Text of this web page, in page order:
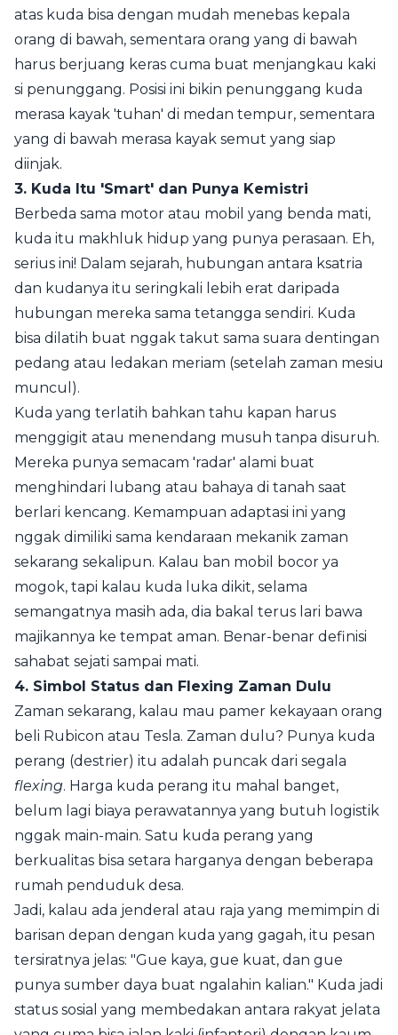
atas kuda bisa dengan mudah menebas kepala
orang di bawah, sementara orang yang di bawah
harus berjuang keras cuma buat menjangkau kaki
si penunggang. Posisi ini bikin penunggang kuda
merasa kayak 'tuhan' di medan tempur, sementara
yang di bawah merasa kayak semut yang siap
diinjak.
3. Kuda Itu 'Smart' dan Punya Kemistri
Berbeda sama motor atau mobil yang benda mati,
kuda itu makhluk hidup yang punya perasaan. Eh,
serius ini! Dalam sejarah, hubungan antara ksatria
dan kudanya itu seringkali lebih erat daripada
hubungan mereka sama tetangga sendiri. Kuda
bisa dilatih buat nggak takut sama suara dentingan
pedang atau ledakan meriam (setelah zaman mesiu
muncul).
Kuda yang terlatih bahkan tahu kapan harus
menggigit atau menendang musuh tanpa disuruh.
Mereka punya semacam 'radar' alami buat
menghindari lubang atau bahaya di tanah saat
berlari kencang. Kemampuan adaptasi ini yang
nggak dimiliki sama kendaraan mekanik zaman
sekarang sekalipun. Kalau ban mobil bocor ya
mogok, tapi kalau kuda luka dikit, selama
semangatnya masih ada, dia bakal terus lari bawa
majikannya ke tempat aman. Benar-benar definisi
sahabat sejati sampai mati.
4. Simbol Status dan Flexing Zaman Dulu
Zaman sekarang, kalau mau pamer kekayaan orang
beli Rubicon atau Tesla. Zaman dulu? Punya kuda
perang (destrier) itu adalah puncak dari segala
flexing. Harga kuda perang itu mahal banget,
belum lagi biaya perawatannya yang butuh logistik
nggak main-main. Satu kuda perang yang
berkualitas bisa setara harganya dengan beberapa
rumah penduduk desa.
Jadi, kalau ada jenderal atau raja yang memimpin di
barisan depan dengan kuda yang gagah, itu pesan
tersiratnya jelas: "Gue kaya, gue kuat, dan gue
punya sumber daya buat ngalahin kalian." Kuda jadi
status sosial yang membedakan antara rakyat jelata